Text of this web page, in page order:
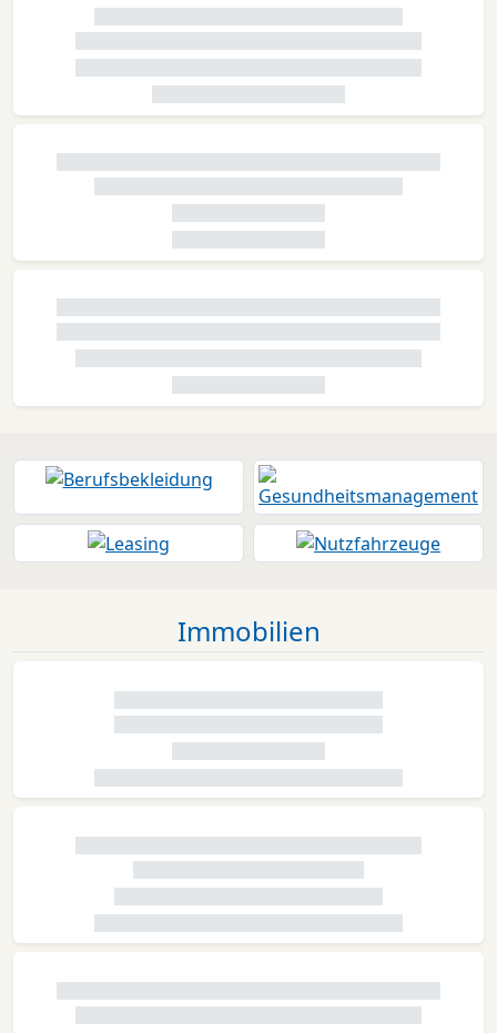
Immobilien